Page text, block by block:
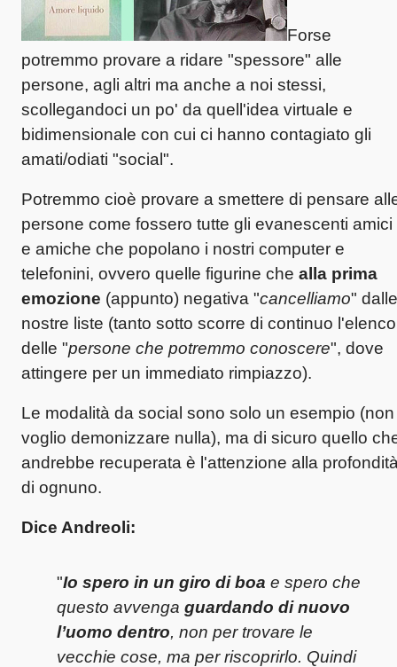
Forse
potremmo provare a ridare "spessore" alle
persone, agli altri ma anche a noi stessi,
scollegandoci un po' da quell'idea virtuale e
bidimensionale con cui ci hanno contagiato gli
amati/odiati "social".
Potremmo cioè provare a smettere di pensare
persone come fossero tutte gli evanescenti amici
e amiche che popolano i nostri computer e
telefonini, ovvero quelle figurine che alla prima
emozione (appunto) negativa "cancelliamo" dalle
nostre liste (tanto sotto scorre di continuo l'elenco
delle "persone che potremmo conoscere", dove
attingere per un immediato rimpiazzo).
Le modalità da social sono solo un esempio (non
voglio demonizzare nulla), ma di sicuro quello
andrebbe recuperata è l'attenzione alla
di ognuno.
Dice Andreoli:
"Io spero in un giro di boa e spero che
questo avvenga guardando di nuovo
l’uomo dentro, non per trovare le
vecchie cose, ma per riscoprirlo. Quindi